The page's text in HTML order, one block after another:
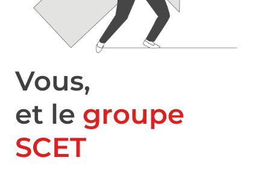
Vous,
et le groupe
SCET